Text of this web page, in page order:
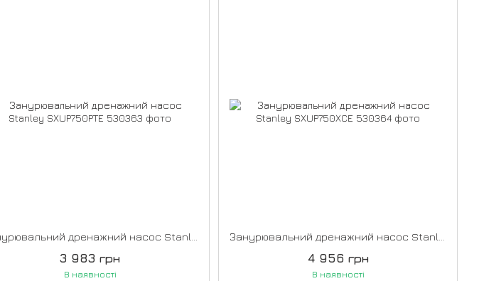
3 983 грн
В наявності
4 956 грн
В наявності